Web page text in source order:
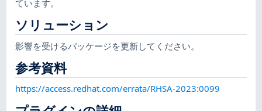
ています。
ソリューション
影響を受けるパッケージを更新してください。
参考資料
https://access.redhat.com/errata/RHSA-2023:0099